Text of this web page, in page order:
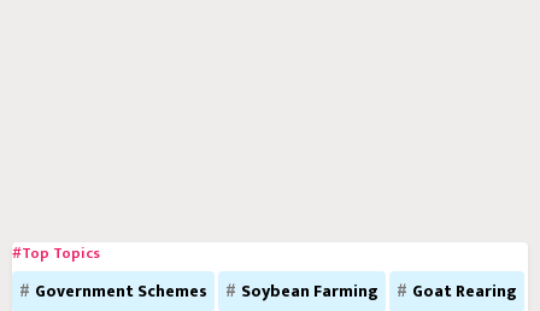
#Top Topics
Government Schemes Soybean Farming
Goat Rearing